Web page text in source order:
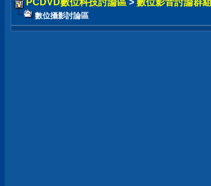
PCDVD數位科技討論區 > 數位影音討論群組
數位攝影討論區